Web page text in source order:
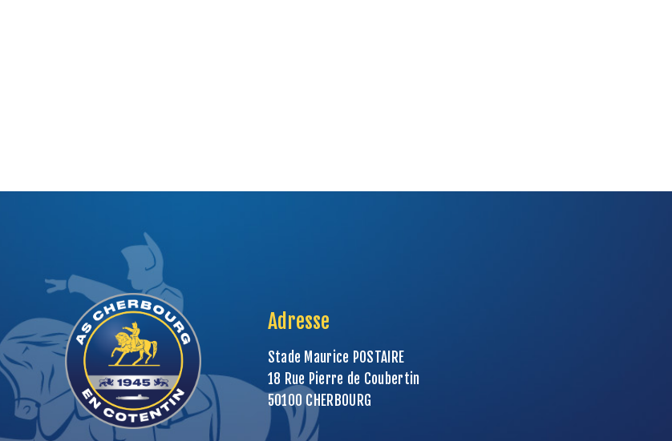
Adresse
Stade Maurice POSTAIRE
18 Rue Pierre de Coubertin
50100 CHERBOURG